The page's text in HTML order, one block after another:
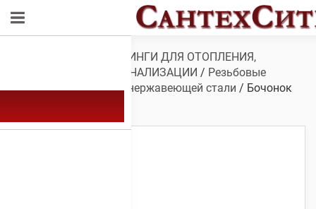
ТРУБЫ И ФИТИНГИ ДЛЯ ОТОПЛЕНИЯ,
ВОДОСНАБЖЕНИЯ, КАНАЛИЗАЦИИ / Резьбовые
фитинги/Фитинги из нержавеющей стали / Бочонок